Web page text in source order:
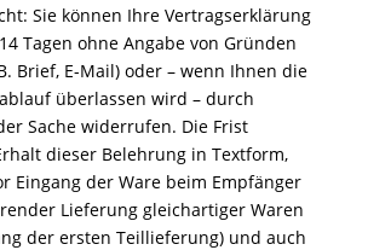
Sie können Ihre Vertragserklärung
Tagen ohne Angabe von Gründen
Brief, E-Mail) oder – wenn Ihnen die
überlassen wird – durch
Sache widerrufen. Die Frist
dieser Belehrung in Textform,
Eingang der Ware beim Empfänger
Lieferung gleichartiger Waren
der ersten Teillieferung) und auch